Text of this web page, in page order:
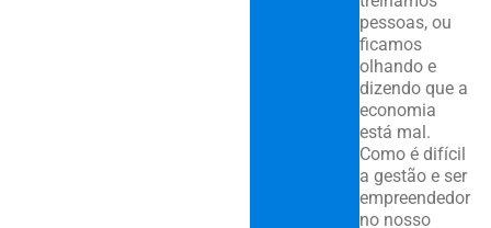
pessoas, ou
ficamos
olhando e
dizendo que a
economia
está mal.
Como é difícil
a gestão e ser
empreendedor
no nosso